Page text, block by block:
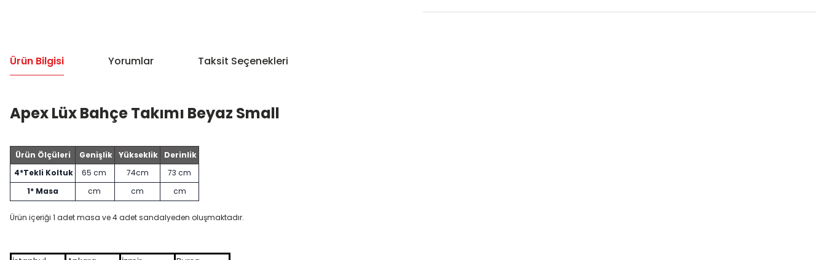
Ürün Bilgisi Yorumlar Taksit Seçenekleri
Apex Lüx Bahçe Takımı Beyaz Small
Ürün Ölçüleri Genişlik Yükseklik
Derinlik
4*Tekli Koltuk
65 cm 74cm
73 cm
1* Masa
cm cm cm
Ürün içeriği 1 adet masa ve 4 adet sandalyeden oluşmaktadır.